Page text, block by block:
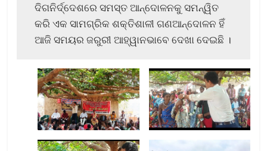
ଦିଗନିର୍ଦ୍ଦେଶରେ ସମସ୍ତ ଆନ୍ଦୋଳନକୁ ସମନ୍ୱିତ
କରି ଏକ ସାମଗ୍ରିକ ଶକ୍ତିଶାଳୀ ଗଣଆନ୍ଦୋଳନ ହିଁ
ଆଜି ସମୟର ଜରୁରୀ ଆହ୍ୱାନଭାବେ ଦେଖା ଦେଇଛି ।